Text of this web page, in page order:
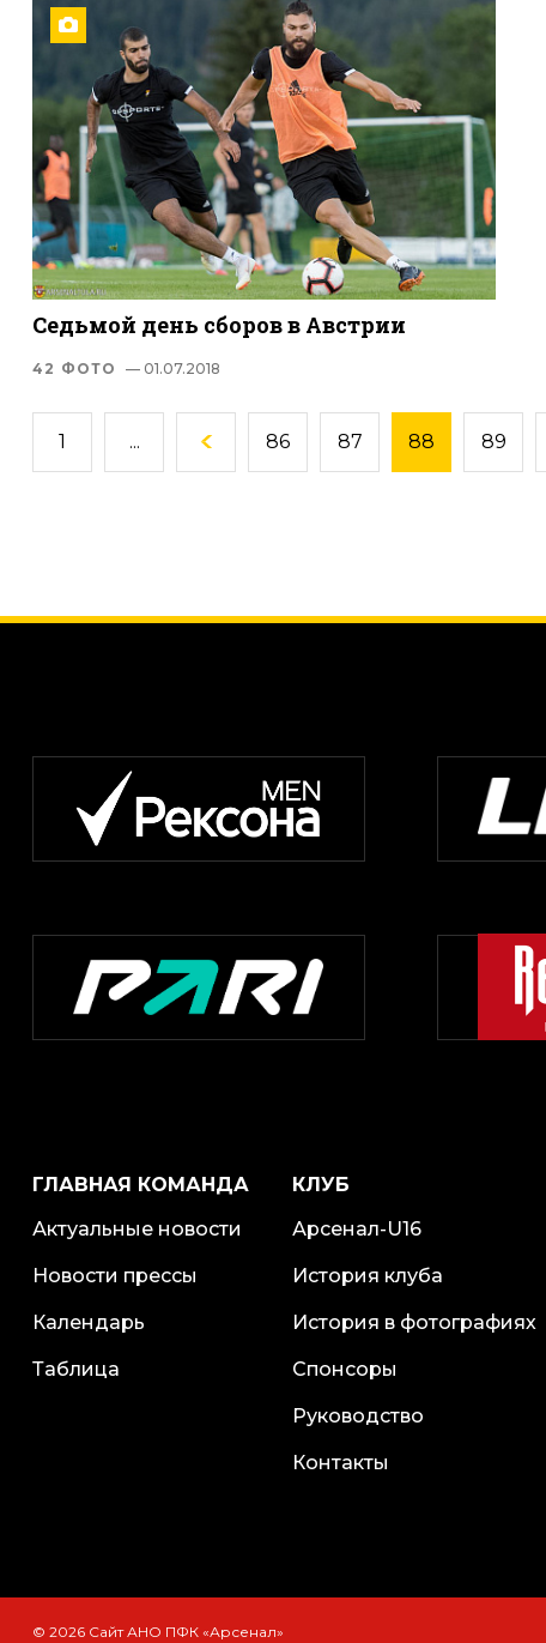
Седьмой день сборов в Австрии
42 ФОТО — 01.07.2018
1 ... 86 87 88 89
ГЛАВНАЯ КОМАНДА
Актуальные новости
Новости прессы
Календарь
Таблица
КЛУБ
Арсенал-U16
История клуба
История в фотографиях
Спонсоры
Руководство
Контакты
© 2026 Сайт АНО ПФК «Арсенал»